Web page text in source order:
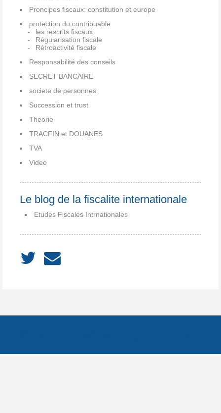
Proncipes fiscaux: constitution et europe
protection du contribuable
les rescrits fiscaux
Régularisation fiscale
Rétroactivité fiscale
Responsabilité des conseils
SECRET BANCAIRE
societe de personnes
Succession et trust
Theorie
TRACFIN et DOUANES
TVA
Video
Le blog de la fiscalite internationale
Etudes Fiscales Intrnationales